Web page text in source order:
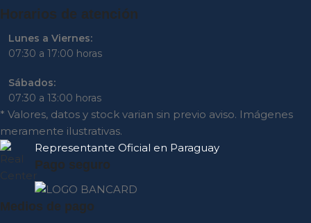
Horarios de atención
Lunes a Viernes:
07:30 a 17:00 horas
Sábados:
07:30 a 13:00 horas
* Valores, datos y stock varian sin previo aviso. Imágenes
meramente ilustrativas.
Representante Oficial en Paraguay
Pago seguro
Medios de pago